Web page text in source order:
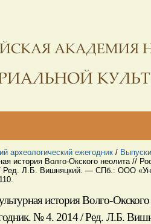
археологический ежегодник /
история Волго-Окского неолита //
Ред. Л.Б. Вишняцкий. — СПб.: ООО
история Волго-Окского
№ 4. 2014 / Ред. Л.Б.